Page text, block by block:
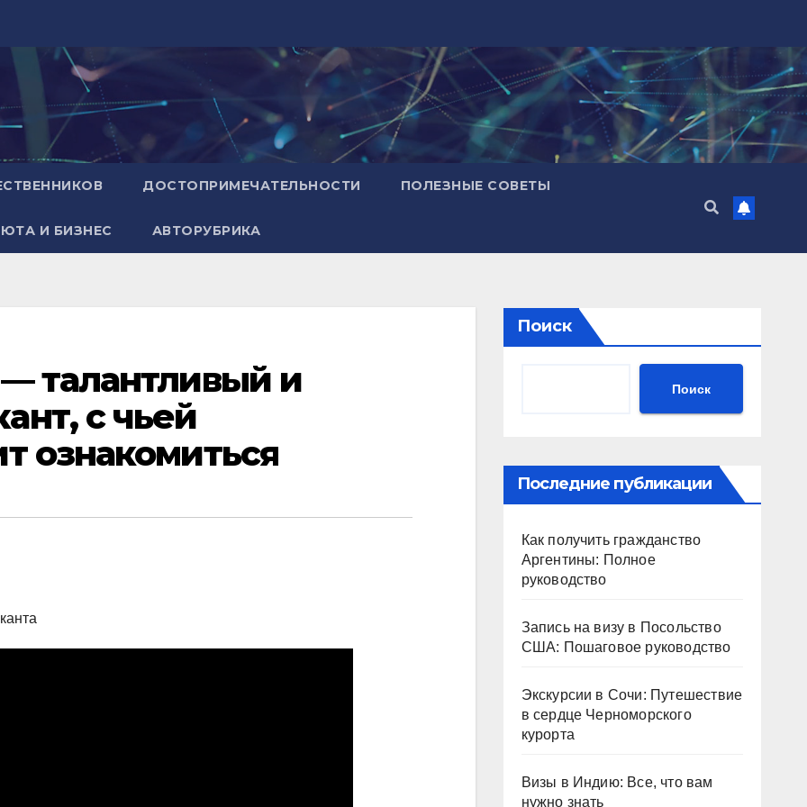
ДОСТОПРИМЕЧАТЕЛЬНОСТИ ПОЛЕЗНЫЕ СОВЕТЫ
И БИЗНЕС АВТОРУБРИКА
талантливый и
с чьей
ознакомиться
Поиск
Поиск
Последние публикации
Как получить гражданство
Аргентины: Полное
руководство
Запись на визу в Посольство
США: Пошаговое руководство
Экскурсии в Сочи: Путешествие
в сердце Черноморского
курорта
Визы в Индию: Все, что вам
нужно знать